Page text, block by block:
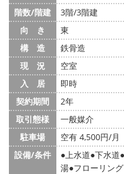
階数/階建
3階/3階建
向 き
東
構 造
鉄骨造
現 況
空室
入 居
即時
契約期間
2年
取引態様
一般媒介
駐車場
空有 4,500円/月
設備/条件
上水道 下水道
湯 フローリング